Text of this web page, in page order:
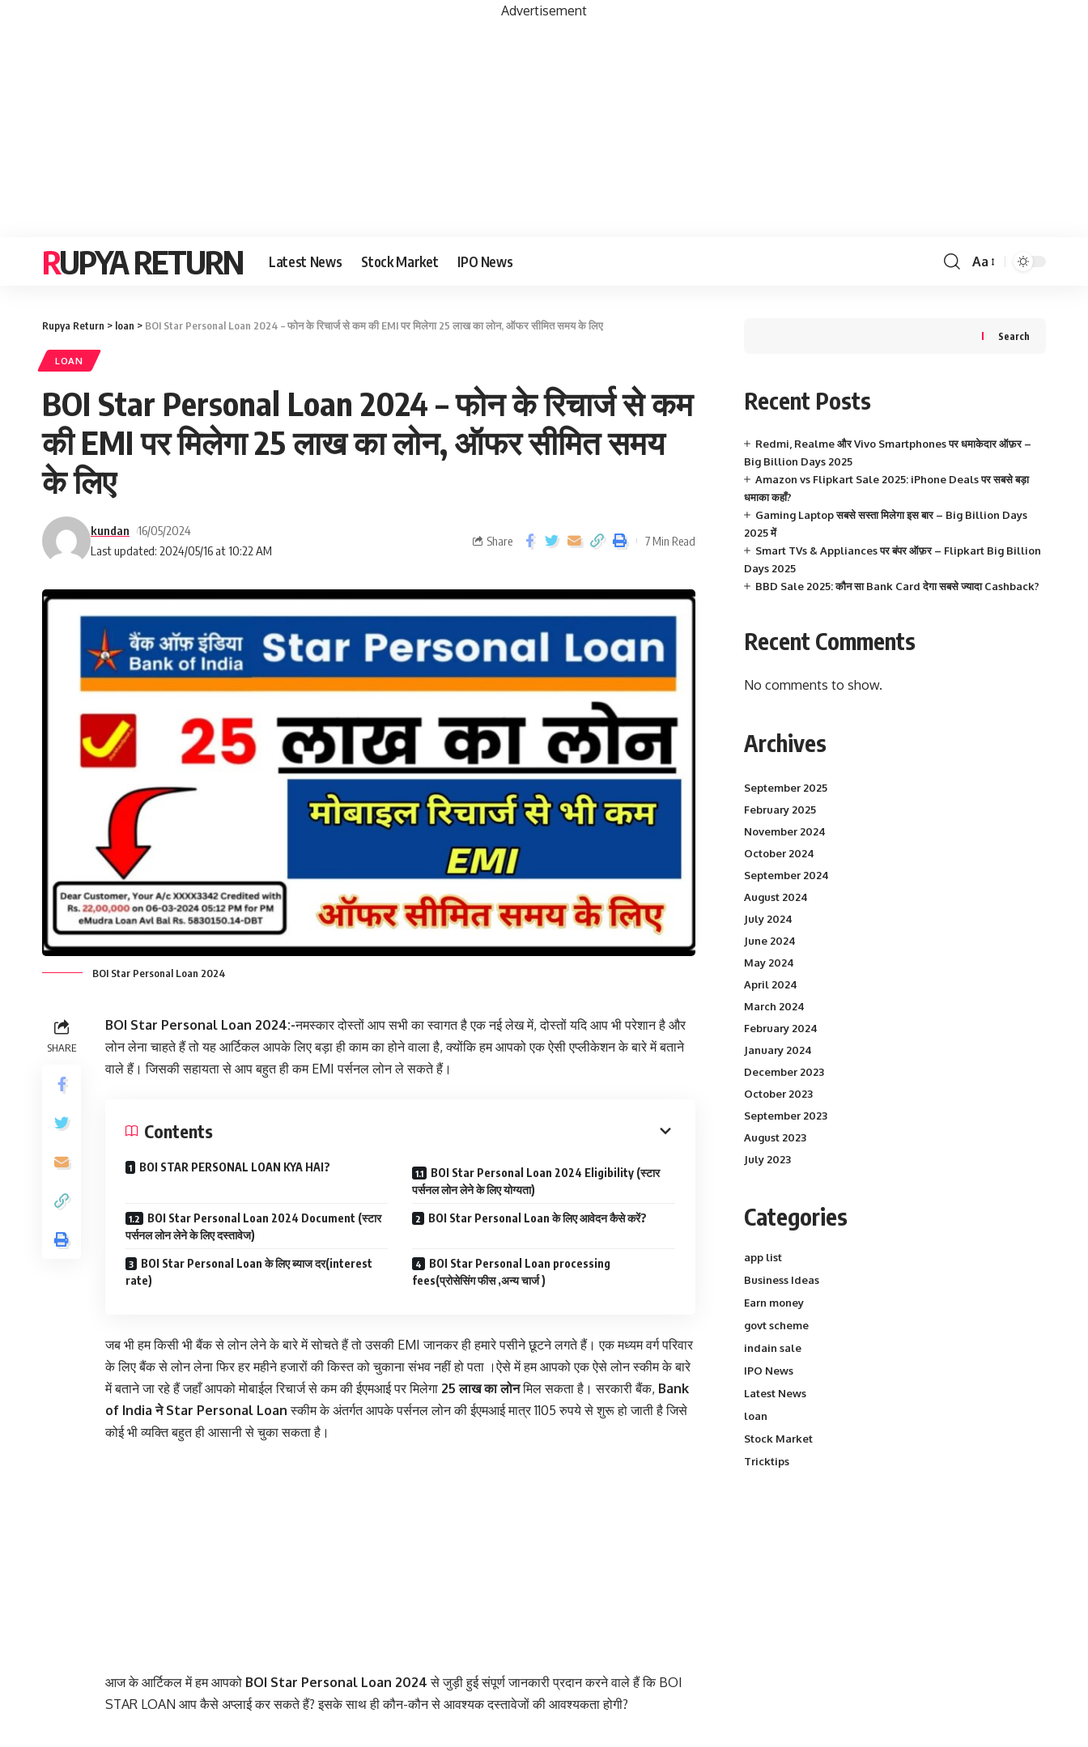
Advertisement
RUPYA RETURN Latest News Stock Market IPO News Aa
Rupya Return > loan > BOI Star Personal Loan 2024 – फोन के रिचार्ज से कम की EMI पर मिलेगा 25 लाख का लोन, ऑफर सीमित समय के लिए
LOAN
BOI Star Personal Loan 2024 – फोन के रिचार्ज से कम
की EMI पर मिलेगा 25 लाख का लोन, ऑफर सीमित समय
के लिए
Last updated: 2024/05/16 at 10:22 AM
kundan 16/05/2024
Share 7 Min Read
BOI Star Personal Loan 2024
SHARE
BOI Star Personal Loan 2024:-नमस्कार दोस्तों आप सभी का स्वागत है एक नई लेख में, दोस्तों यदि आप भी परेशान है और
लोन लेना चाहते हैं तो यह आर्टिकल आपके लिए बड़ा ही काम का होने वाला है, क्योंकि हम आपको एक ऐसी एप्लीकेशन के बारे में बताने
वाले हैं। जिसकी सहायता से आप बहुत ही कम EMI पर्सनल लोन ले सकते हैं।
Contents
BOI STAR PERSONAL LOAN KYA HAI?
BOI Star Personal Loan 2024 Eligibility (स्टार
पर्सनल लोन लेने के लिए योग्यता)
BOI Star Personal Loan 2024 Document (स्टार
पर्सनल लोन लेने के लिए दस्तावेज)
BOI Star Personal Loan के लिए आवेदन कैसे करें?
BOI Star Personal Loan के लिए ब्याज दर(interest
rate)
BOI Star Personal Loan processing
fees(प्रोसेसिंग फीस ,अन्य चार्ज )
जब भी हम किसी भी बैंक से लोन लेने के बारे में सोचते हैं तो उसकी EMI जानकर ही हमारे पसीने छूटने लगते हैं। एक मध्यम वर्ग परिवार
के लिए बैंक से लोन लेना फिर हर महीने हजारों की किस्त को चुकाना संभव नहीं हो पता ।ऐसे में हम आपको एक ऐसे लोन स्कीम के बारे
में बताने जा रहे हैं जहाँ आपको मोबाईल रिचार्ज से कम की ईएमआई पर मिलेगा 25 लाख का लोनमिल सकता है। सरकारी बैंक, Bank
of India ने Star Personal Loanस्कीम के अंतर्गत आपके पर्सनल लोन की ईएमआई मात्र 1105 रुपये से शुरू हो जाती है जिसे
कोई भी व्यक्ति बहुत ही आसानी से चुका सकता है।
आज के आर्टिकल में हम आपको BOI Star Personal Loan 2024 से जुड़ी हुई संपूर्ण जानकारी प्रदान करने वाले हैं कि BOI
STAR LOAN आप कैसे अप्लाई कर सकते हैं? इसके साथ ही कौन-कौन से आवश्यक दस्तावेजों की आवश्यकता होगी?
Search
Recent Posts
Redmi, Realme और Vivo Smartphones पर धमाकेदार ऑफ़र –
Big Billion Days 2025
Amazon vs Flipkart Sale 2025: iPhone Deals पर सबसे बड़ा
धमाका कहाँ?
Gaming Laptop सबसे सस्ता मिलेगा इस बार – Big Billion Days
2025 में
Smart TVs & Appliances पर बंपर ऑफ़र – Flipkart Big Billion
Days 2025
BBD Sale 2025: कौन सा Bank Card देगा सबसे ज्यादा Cashback?
Recent Comments
No comments to show.
Archives
September 2025
February 2025
November 2024
October 2024
September 2024
August 2024
July 2024
June 2024
May 2024
April 2024
March 2024
February 2024
January 2024
December 2023
October 2023
September 2023
August 2023
July 2023
Categories
app list
Business Ideas
Earn money
govt scheme
indain sale
IPO News
Latest News
loan
Stock Market
Tricktips